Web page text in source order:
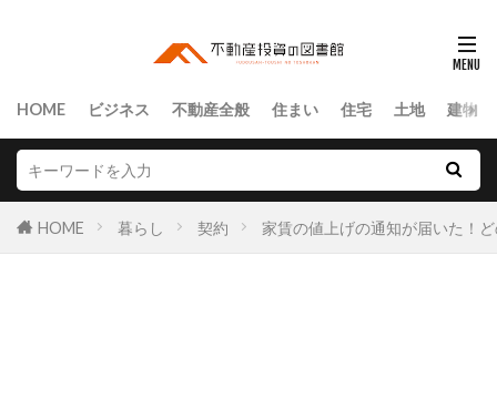
HOME ビジネス 不動産全般 住まい 住宅 土地 建物
HOME 暮らし 契約 家賃の値上げの通知が届いた！